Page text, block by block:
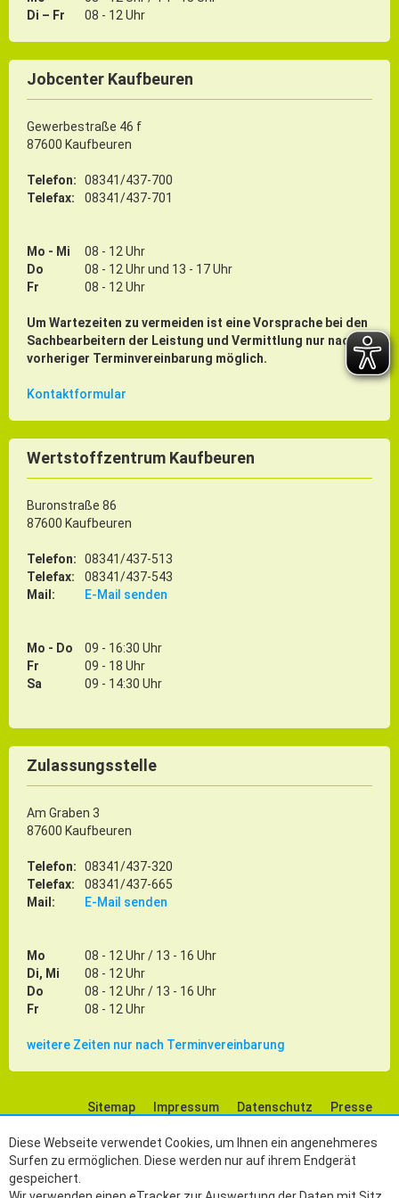
Di – Fr
08 - 12 Uhr
Jobcenter Kaufbeuren
Gewerbestraße 46 f
87600 Kaufbeuren
Telefon:
08341/437-700
Telefax:
08341/437-701
Mo - Mi
08 - 12 Uhr
Do
08 - 12 Uhr und 13 - 17 Uhr
Fr
08 - 12 Uhr
Um Wartezeiten zu vermeiden ist eine Vorsprache bei den
Sachbearbeitern der Leistung und Vermittlung nur nach
vorheriger Terminvereinbarung möglich.
Kontaktformular
Wertstoffzentrum Kaufbeuren
Buronstraße 86
87600 Kaufbeuren
Telefon:
08341/437-513
Telefax:
08341/437-543
Mail:
E-Mail senden
Mo - Do
09 - 16:30 Uhr
Fr
09 - 18 Uhr
Sa
09 - 14:30 Uhr
Zulassungsstelle
Am Graben 3
87600 Kaufbeuren
Telefon:
08341/437-320
Telefax:
08341/437-665
Mail:
E-Mail senden
Mo
08 - 12 Uhr / 13 - 16 Uhr
Di, Mi
08 - 12 Uhr
Do
08 - 12 Uhr / 13 - 16 Uhr
Fr
08 - 12 Uhr
weitere Zeiten nur nach Terminvereinbarung
Sitemap Impressum Datenschutz
Presse
Diese Webseite verwendet Cookies, um Ihnen ein angenehmeres
Surfen zu ermöglichen. Diese werden nur auf ihrem Endgerät
gespeichert.